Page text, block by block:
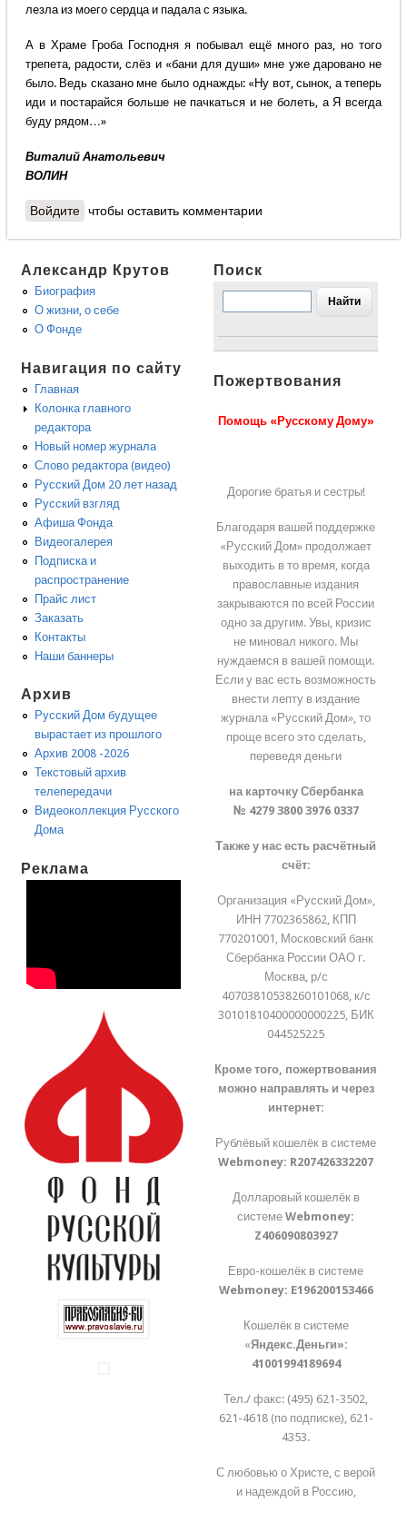
лезла из моего сердца и падала с языка.
А в Храме Гроба Господня я побывал ещё много раз, но того
трепета, радости, слёз и «бани для души» мне уже даровано не
было. Ведь сказано мне было однажды: «Ну вот, сынок, а теперь
иди и постарайся больше не пачкаться и не болеть, а Я всегда
буду рядом…»
Виталий Анатольевич
ВОЛИН
Войдите чтобы оставить комментарии
Александр Крутов
Биография
О жизни, о себе
О Фонде
Навигация по сайту
Главная
Колонка главного
редактора
Новый номер журнала
Слово редактора (видео)
Русский Дом 20 лет назад
Русский взгляд
Афиша Фонда
Видеогалерея
Подписка и
распространение
Прайс лист
Заказать
Контакты
Наши баннеры
Архив
Русский Дом будущее
вырастает из прошлого
Архив 2008 -2026
Текстовый архив
телепередачи
Видеоколлекция Русского
Дома
Реклама
Поиск
Пожертвования
Помощь «Русскому Дому»
Дорогие братья и сестры!
Благодаря вашей поддержке
«Русский Дом» продолжает
выходить в то время, когда
православные издания
закрываются по всей России
одно за другим. Увы, кризис
не миновал никого. Мы
нуждаемся в вашей помощи.
Если у вас есть возможность
внести лепту в издание
журнала «Русский Дом», то
проще всего это сделать,
переведя деньги
на карточку Сбербанка
№ 4279 3800 3976 0337
Также у нас есть расчётный
счёт:
Организация «Русский Дом»,
ИНН 7702365862, КПП
770201001, Московский банк
Сбербанка России ОАО г.
Москва, р/с
40703810538260101068, к/с
30101810400000000225, БИК
044525225
Кроме того, пожертвования
можно направлять и через
интернет:
Рублёвый кошелёк в системе
Webmoney: R207426332207
Долларовый кошелёк в
системеWebmoney:
Z406090803927
Евро-кошелёк в системе
Webmoney: E196200153466
Кошелёк в системе
«Яндекс.Деньги»:
41001994189694
Тел./ факс: (495) 621-3502,
621-4618 (по подписке), 621-
4353.
С любовью о Христе, с верой
и надеждой в Россию,